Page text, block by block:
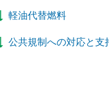
軽油代替燃料
公共規制への対応と支